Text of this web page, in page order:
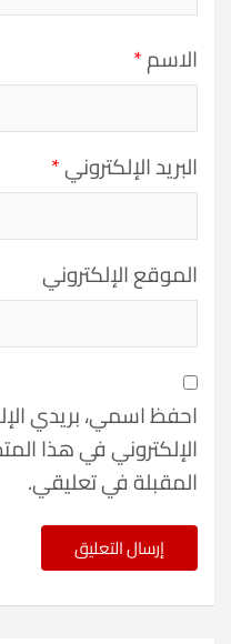
الاسم*
البريد الإلكتروني*
الموقع الإلكتروني
احفظ اسمي، بريدي
الإلكتروني في هذا
المقبلة في تعليقي.